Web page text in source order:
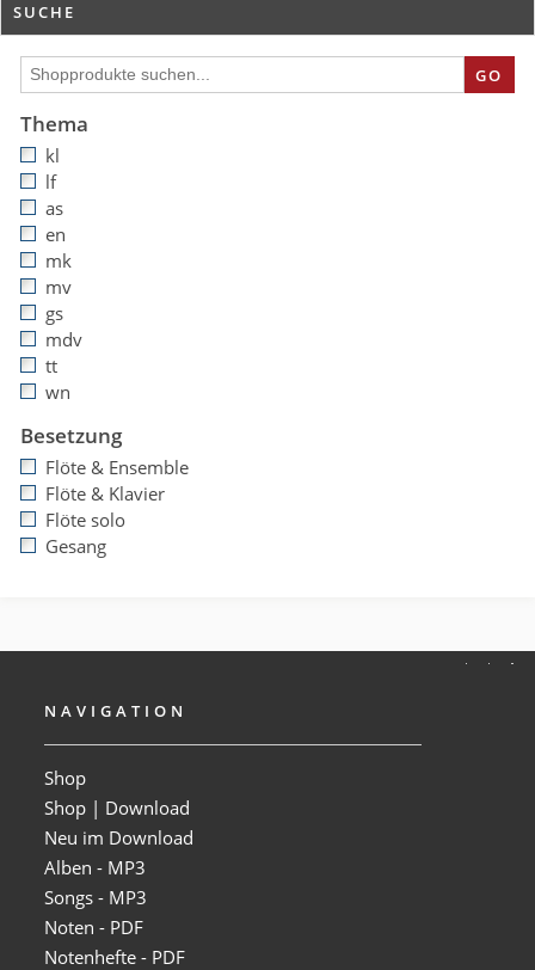
SUCHE
GO
Thema
kl
lf
as
en
mk
mv
gs
mdv
tt
wn
Besetzung
Flöte & Ensemble
Flöte & Klavier
Flöte solo
Gesang
NAVIGATION
Shop
Shop | Download
Neu im Download
Alben - MP3
Songs - MP3
Noten - PDF
Notenhefte - PDF